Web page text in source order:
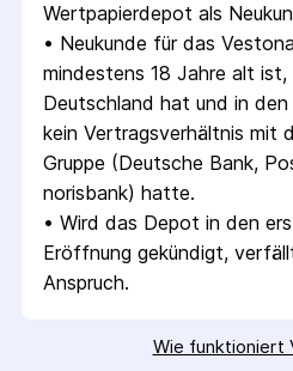
Wertpapierdepot als
• Neukunde für das
mindestens 18 Jahre alt ist,
Deutschland hat und in
kein Vertragsverhältnis mit
Gruppe (Deutsche Bank,
norisbank) hatte.
• Wird das Depot in den
Eröffnung gekündigt,
Anspruch.
Wie funktioniert